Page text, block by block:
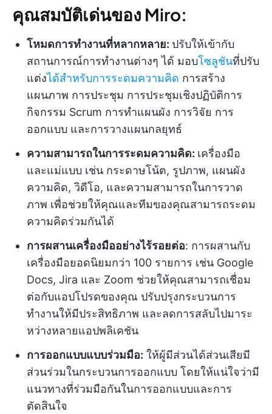
คุณสมบัติเด่นของ Miro:
โหมดการทำงานที่หลากหลาย: ปรับให้เข้ากับ
สถานการณ์การทำงานต่างๆ ได้ มอบโซลูชันที่ปรับ
แต่งได้สำหรับการระดมความคิด การสร้าง
แผนภาพ การประชุม การประชุมเชิงปฏิบัติการ
กิจกรรม Scrum การทำแผนผัง การวิจัย การ
ออกแบบ และการวางแผนกลยุทธ์
ความสามารถในการระดมความคิด: เครื่องมือ
และแม่แบบ เช่น กระดาษโน้ต, รูปภาพ, แผนผัง
ความคิด, วิดีโอ, และความสามารถในการวาด
ภาพ เพื่อช่วยให้คุณและทีมของคุณสามารถระดม
ความคิดร่วมกันได้
การผสานเครื่องมืออย่างไร้รอยต่อ: การผสานกับ
เครื่องมือยอดนิยมกว่า 100 รายการ เช่น Google
Docs, Jira และ Zoom ช่วยให้คุณสามารถเชื่อม
ต่อกับแอปโปรดของคุณ ปรับปรุงกระบวนการ
ทำงานให้มีประสิทธิภาพ และลดการสลับไปมาระ
หว่างหลายแอปพลิเคชัน
การออกแบบแบบร่วมมือ: ให้ผู้มีส่วนได้ส่วนเสียมี
ส่วนร่วมในกระบวนการออกแบบ โดยให้แน่ใจว่ามี
แนวทางที่ร่วมมือกันในการออกแบบและการ
ตัดสินใจ